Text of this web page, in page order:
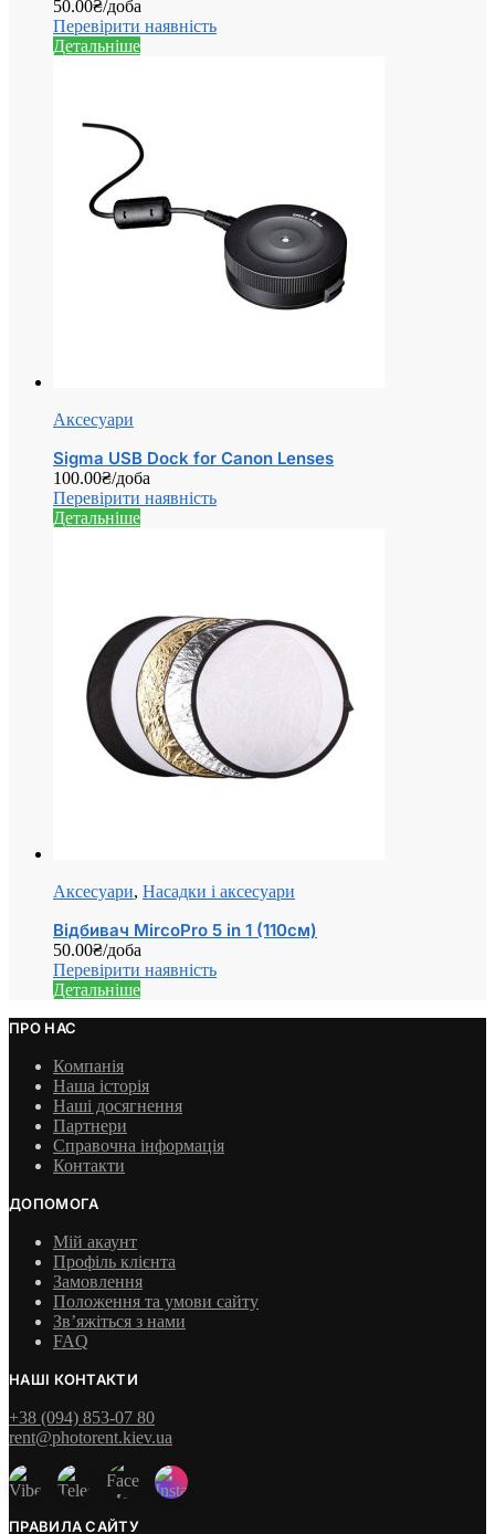
50.00₴/доба
Перевірити наявність
Детальніше
Аксесуари
Sigma USB Dock for Canon Lenses
100.00₴/доба
Перевірити наявність
Детальніше
Аксесуари, Насадки і аксесуари
Відбивач MircoPro 5 in 1 (110см)
50.00₴/доба
Перевірити наявність
Детальніше
ПРО НАС
Компанія
Наша історія
Наші досягнення
Партнери
Справочна інформація
Контакти
ДОПОМОГА
Мій акаунт
Профіль клієнта
Замовлення
Положення та умови сайту
Зв’яжіться з нами
FAQ
НАШІ КОНТАКТИ
+38 (094) 853-07 80
rent@photorent.kiev.ua
ПРАВИЛА САЙТУ